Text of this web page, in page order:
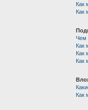
Как
Как
Чем
Как
Как
Как
Как